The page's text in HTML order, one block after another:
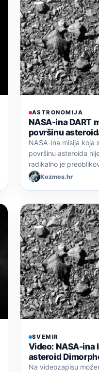
ASTRONOMIJA
NASA-ina DART
površinu
NASA-ina misija koja
površinu asteroida
radikalno je
Kozmos.hr
SVEMIR
Video: NASA-ina
asteroid
Na videozapisu